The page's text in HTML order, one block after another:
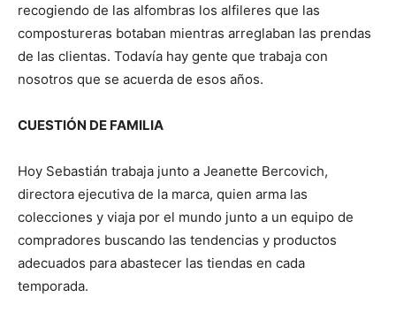
recogiendo de las alfombras los alfileres que las
compostureras botaban mientras arreglaban las prendas
de las clientas. Todavía hay gente que trabaja con
nosotros que se acuerda de esos años.
CUESTIÓN DE FAMILIA
Hoy Sebastián trabaja junto a Jeanette Bercovich,
directora ejecutiva de la marca, quien arma las
colecciones y viaja por el mundo junto a un equipo de
compradores buscando las tendencias y productos
adecuados para abastecer las tiendas en cada
temporada.